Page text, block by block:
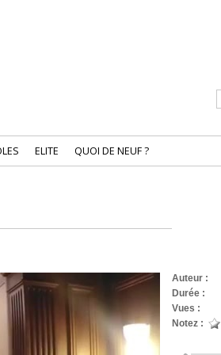
ELITE QUOI DE NEUF ?
Auteur :
Durée :
Vues :
Notez :